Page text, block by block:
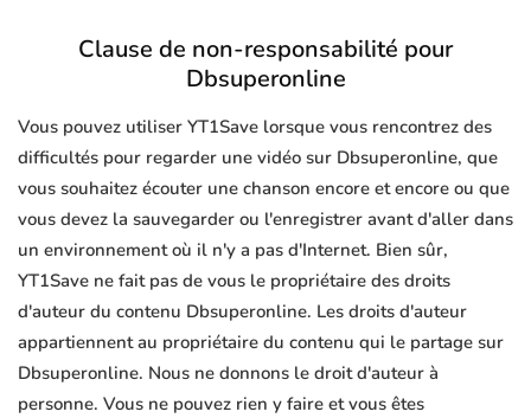
Clause de non-responsabilité pour
Dbsuperonline
Vous pouvez utiliser YT1Save lorsque vous rencontrez des
difficultés pour regarder une vidéo sur Dbsuperonline, que
vous souhaitez écouter une chanson encore et encore ou que
vous devez la sauvegarder ou l'enregistrer avant d'aller dans
un environnement où il n'y a pas d'Internet. Bien sûr,
YT1Save ne fait pas de vous le propriétaire des droits
d'auteur du contenu Dbsuperonline. Les droits d'auteur
appartiennent au propriétaire du contenu qui le partage sur
Dbsuperonline. Nous ne donnons le droit d'auteur à
personne. Vous ne pouvez rien y faire et vous êtes